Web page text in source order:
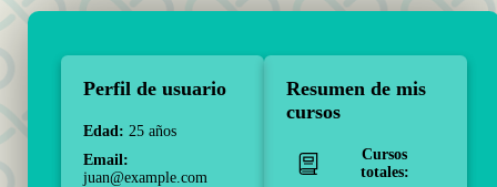
Perfil de usuario
Edad: 25 años
Email:
juan@example.com
Resumen de mis
cursos
Cursos
totales: